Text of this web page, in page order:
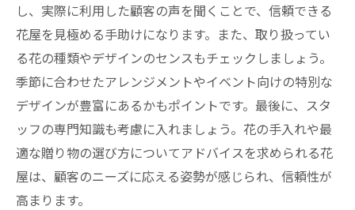
し、実際に利用した顧客の声を聞くことで、信頼できる
花屋を見極める手助けになります。また、取り扱ってい
る花の種類やデザインのセンスもチェックしましょう。
季節に合わせたアレンジメントやイベント向けの特別な
デザインが豊富にあるかもポイントです。最後に、スタ
ッフの専門知識も考慮に入れましょう。花の手入れや最
適な贈り物の選び方についてアドバイスを求められる花
屋は、顧客のニーズに応える姿勢が感じられ、信頼性が
高まります。